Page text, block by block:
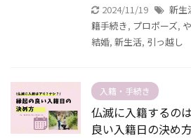
2024/11/19 新生
籍手続き, プロポーズ,
結婚, 新生活, 引っ越し
入籍・手続き
仏滅に入籍するの
良い入籍日の決め